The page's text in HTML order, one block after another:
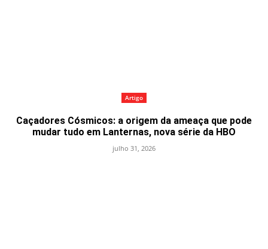
Artigo
Caçadores Cósmicos: a origem da ameaça que pode
mudar tudo em Lanternas, nova série da HBO
julho 31, 2026